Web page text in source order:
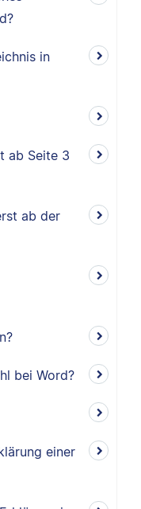
in
ab Seite 3
ab der
bei Word?
einer